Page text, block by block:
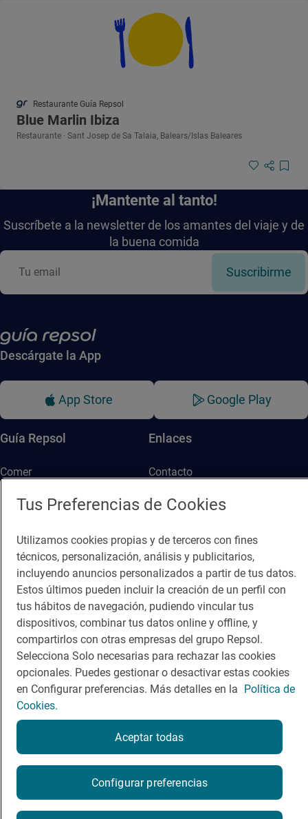
Reserva una mesa
Reservar
Restaurante Guía Repsol
Blue Marlin Ibiza
Restaurante · Sant Josep de Sa Talaia, Balears/Islas Baleares
¡Mantente al tanto!
Suscríbete a la newsletter de los amantes del viaje y de
la buena comida
Suscribirme
Descárgate la App
App Store Google Play
Guía Repsol
Comer
Viajar
Enlaces
Contacto
Sala de prensa
Política de privacidad Política de cookies Nota legal
Condiciones del servicio
© Repsol S.A. 2000- 2026
Tus Preferencias de Cookies
Utilizamos cookies propias y de terceros con fines
técnicos, personalización, análisis y publicitarios,
incluyendo anuncios personalizados a partir de tus datos.
Estos últimos pueden incluir la creación de un perfil con
tus hábitos de navegación, pudiendo vincular tus
dispositivos, combinar tus datos online y offline, y
compartirlos con otras empresas del grupo Repsol.
Selecciona Solo necesarias para rechazar las cookies
opcionales. Puedes gestionar o desactivar estas cookies
en Configurar preferencias. Más detalles en la Política de
Cookies.
Configurar preferencias
Aceptar todas